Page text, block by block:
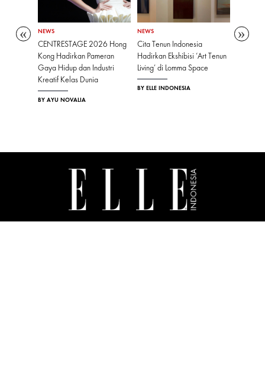
NEWS
CENTRESTAGE 2026 Hong
Kong Hadirkan Pameran
Gaya Hidup dan Industri
Kreatif Kelas Dunia
BY AYU NOVALIA
NEWS
Cita Tenun Indonesia
Hadirkan Ekshibisi ‘Art Tenun
Living’ di Lomma Space
BY ELLE INDONESIA
NEWS